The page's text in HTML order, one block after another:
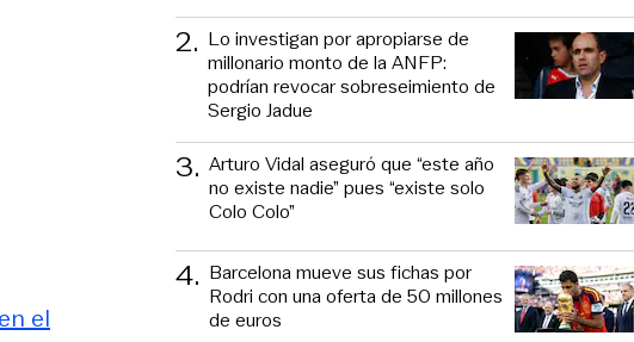
el
2. Lo investigan por apropiarse de
millonario monto de la ANFP:
podrían revocar sobreseimiento de
Sergio Jadue
3. Arturo Vidal aseguró que “este año
no existe nadie” pues “existe solo
Colo Colo”
4. Barcelona mueve sus fichas por
Rodri con una oferta de 50 millones
de euros